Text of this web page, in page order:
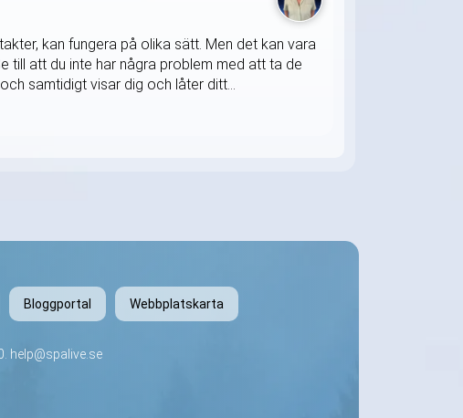
kan fungera på olika sätt. Men det kan vara
till att du inte har några problem med att ta de
samtidigt visar dig och låter ditt...
Bloggportal Webbplatskarta
help@spalive.se